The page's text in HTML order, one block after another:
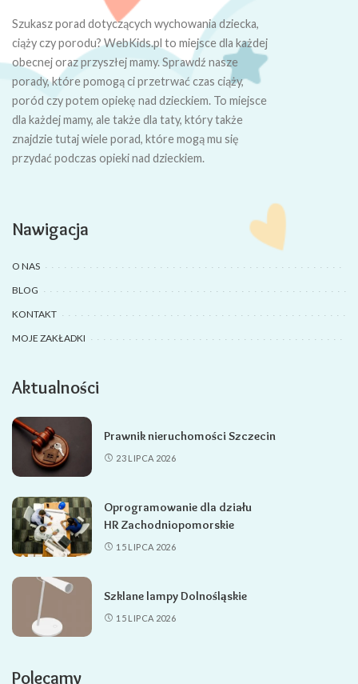
Szukasz porad dotyczących wychowania dziecka,
ciąży czy porodu? WebKids.pl to miejsce dla każdej
obecnej oraz przyszłej mamy. Sprawdź nasze
porady, które pomogą ci przetrwać czas ciąży,
poród czy potem opiekę nad dzieckiem. To miejsce
dla każdej mamy, ale także dla taty, który także
znajdzie tutaj wiele porad, które mogą mu się
przydać podczas opieki nad dzieckiem.
Nawigacja
O NAS
BLOG
KONTAKT
MOJE ZAKŁADKI
Aktualności
Prawnik nieruchomości Szczecin
23 LIPCA 2026
Oprogramowanie dla działu
HR Zachodniopomorskie
15 LIPCA 2026
Szklane lampy Dolnośląskie
15 LIPCA 2026
Polecamy